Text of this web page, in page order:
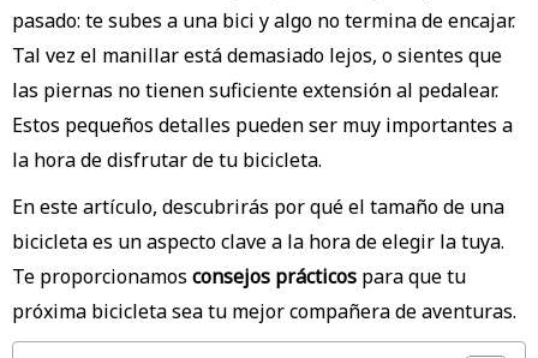
pasado: te subes a una bici y algo no termina de encajar.
Tal vez el manillar está demasiado lejos, o sientes que
las piernas no tienen suficiente extensión al pedalear.
Estos pequeños detalles pueden ser muy importantes a
la hora de disfrutar de tu bicicleta.
En este artículo, descubrirás por qué el tamaño de una
bicicleta es un aspecto clave a la hora de elegir la tuya.
Te proporcionamos consejos prácticos para que tu
próxima bicicleta sea tu mejor compañera de aventuras.